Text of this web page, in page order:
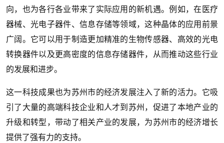
向，也为各行各业带来了实际应用的新机遇。例如，在医疗
器械、光电子器件、信息存储等领域，这种晶体的应用前景
广阔。它可以用于制造更加精准的生物传感器、高效的光电
转换器件以及更高密度的信息存储器件，从而推动这些行业
的发展和进步。
这一科技成果也为苏州市的经济发展注入了新的活力。它吸
引了大量的高端科技企业和人才到苏州，促进了本地产业的
升级和转型，带动了相关产业的发展，为苏州市的经济增长
提供了强有力的支持。